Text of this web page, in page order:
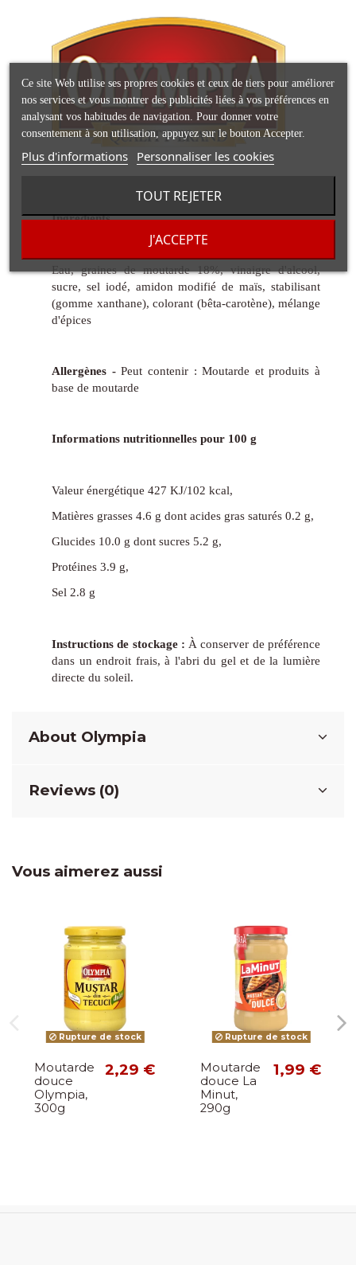
Ingrédients
Eau, graines de moutarde 18%, vinaigre d'alcool,
sucre, sel iodé, amidon modifié de maïs, stabilisant
(gomme xanthane), colorant (bêta-carotène), mélange
d'épices
Allergènes -Peut contenir : Moutarde et produits à
base de moutarde
Informations nutritionnelles pour 100 g
Valeur énergétique 427 KJ/102 kcal,
Matières grasses 4.6 g dont acides gras saturés 0.2 g,
Glucides 10.0 g dont sucres 5.2 g,
Protéines 3.9 g,
Sel 2.8 g
Instructions de stockage : À conserver de préférence
dans un endroit frais, à l'abri du gel et de la lumière
directe du soleil.
About Olympia
Reviews (0)
Vous aimerez aussi
Rupture de stock
Moutarde
douce
Olympia,
300g
2,29 €
Rupture de stock
Moutarde
douce La
Minut,
290g
1,99 €
Ce site Web utilise ses propres cookies et ceux de tiers pour améliorer
nos services et vous montrer des publicités liées à vos préférences en
analysant vos habitudes de navigation. Pour donner votre
consentement à son utilisation, appuyez sur le bouton Accepter.
Plus d'informations Personnaliser les cookies
TOUT REJETER
J'ACCEPTE